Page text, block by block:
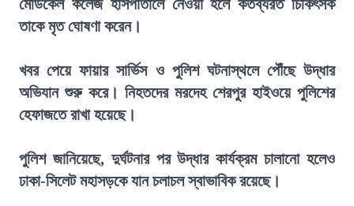
মেডিকেল কলেজ হাসপাতালে নেওয়া হলে কর্তব্যরত চিকিৎসক
তাকে মৃত ঘোষণা করেন।
খবর পেয়ে ফায়ার সার্ভিস ও পুলিশ ঘটনাস্থলে পৌঁছে উদ্ধার
অভিযান শুরু করে। নিহতদের মরদেহ শেরপুর হাইওয়ে পুলিশের
হেফাজতে রাখা হয়েছে।
পুলিশ জানিয়েছে, দুর্ঘটনার পর উদ্ধার কার্যক্রম চালানো হলেও
ঢাকা-সিলেট মহাসড়কে যান চলাচল স্বাভাবিক রয়েছে।